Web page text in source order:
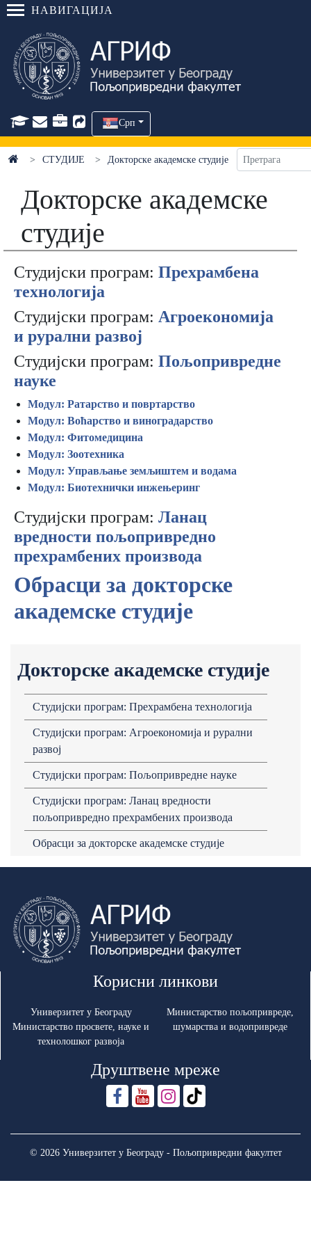
НАВИГАЦИЈА
Срп
СТУДИЈЕ Докторске академске студије
Докторске академске студије
Студијски програм: Прехрамбена технологија
Студијски програм: Агроекономија и рурални
развој
Студијски програм: Пољопривредне науке
Студијски програм: Ланац вредности
пољопривредно прехрамбених производа
Обрасци за докторске академске студије
Докторске академске
студије
Студијски програм: Прехрамбена
технологија
Студијски програм: Агроекономија
и рурални развој
Студијски програм: Пољопривредне
науке
Модул: Ратарство и повртарство
Модул: Воћарство и виноградарство
Модул: Фитомедицина
Модул: Зоотехника
Модул: Управљање земљиштем и водама
Модул: Биотехнички инжењеринг
Студијски програм: Ланац
вредности пољопривредно
прехрамбених производа
Обрасци за докторске
академске студије
Корисни линкови
Универзитет у Београду
Министарство просвете, науке и
технолошког развоја
Министарство пољопривреде,
шумарства и водопривреде
Друштвене мреже
© 2026 Универзитет у Београду - Пољопривредни факултет